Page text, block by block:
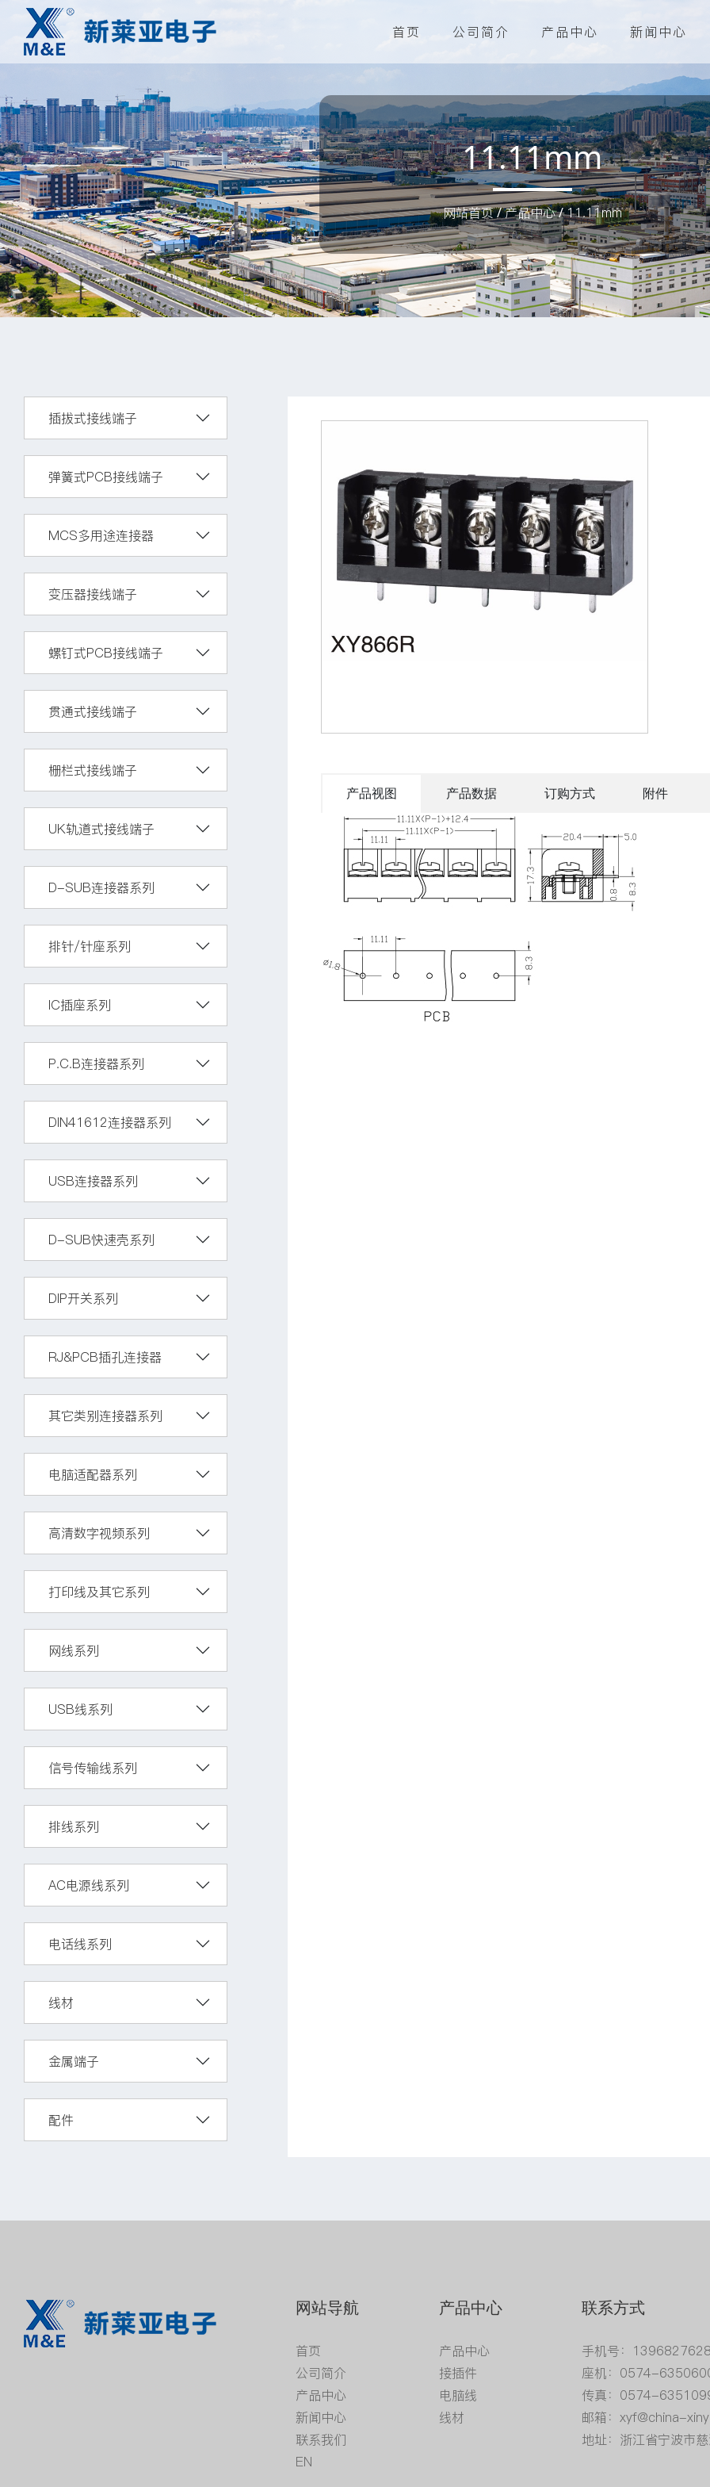
首页 公司简介 产品中心 新闻中心
11.11mm
网站首页/产品中心/11.11mm
插拔式接线端子
弹簧式PCB接线端子
MCS多用途连接器
变压器接线端子
螺钉式PCB接线端子
贯通式接线端子
栅栏式接线端子
UK轨道式接线端子
D-SUB连接器系列
排针/针座系列
IC插座系列
P.C.B连接器系列
DIN41612连接器系列
USB连接器系列
D-SUB快速壳系列
DIP开关系列
RJ&PCB插孔连接器
其它类别连接器系列
电脑适配器系列
高清数字视频系列
打印线及其它系列
网线系列
USB线系列
信号传输线系列
排线系列
AC电源线系列
电话线系列
线材
金属端子
配件
产品视图 产品数据 订购方式 附件
网站导航
首页
公司简介
产品中心
新闻中心
联系我们
EN
产品中心
产品中心
接插件
电脑线
线材
联系方式
手机号：
座机：0574-
传真：0574-
邮箱：xyf@china-
地址：浙江省宁波市